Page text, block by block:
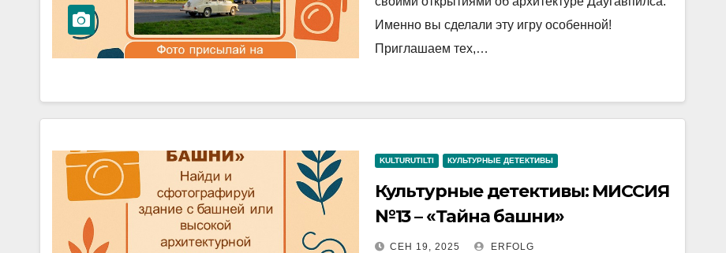
Именно вы сделали эту игру особенной!
Приглашаем тех,…
KULTURUTILTI КУЛЬТУРНЫЕ ДЕТЕКТИВЫ
Культурные детективы: МИССИЯ
№13 – «Тайна башни»
СЕН 19, 2025 ERFOLG